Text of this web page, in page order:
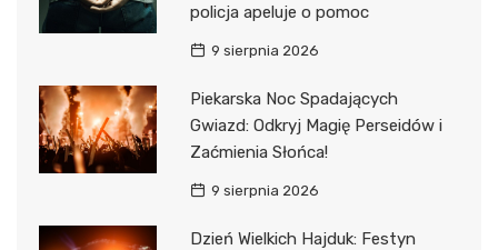
policja apeluje o pomoc
9 sierpnia 2026
Piekarska Noc Spadających
Gwiazd: Odkryj Magię Perseidów i
Zaćmienia Słońca!
9 sierpnia 2026
Dzień Wielkich Hajduk: Festyn